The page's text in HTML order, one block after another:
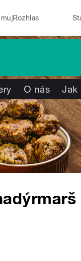
mujRozhlas
O nás Jak